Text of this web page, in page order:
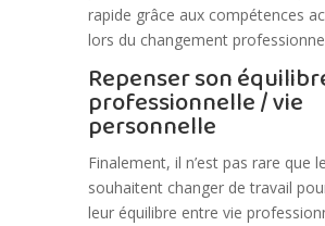
rapide grâce aux compétences
lors du changement
Repenser son
professionnelle / vie
personnelle
Finalement, il n’est pas rare que
souhaitent changer de travail
leur équilibre entre vie